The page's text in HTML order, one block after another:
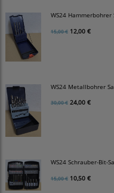
WS24
15,00 € 12,00 €
WS24 Metallbohrer
30,00 € 24,00 €
WS24 Schrauber-Bit-
15,00 € 10,50 €